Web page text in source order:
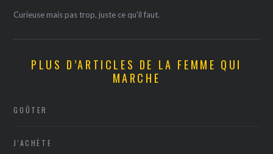
Curieuse mais pas trop, juste ce qu'il faut.
PLUS D’ARTICLES DE LA FEMME QUI
MARCHE
GOÛTER
J'ACHÈTE